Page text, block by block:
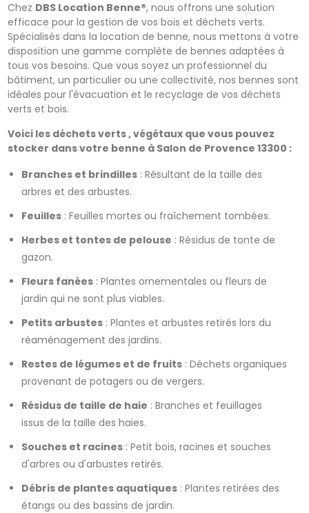
Chez DBS Location Benne®, nous offrons une solution
efficace pour la gestion de vos bois et déchets verts.
Spécialisés dans la location de benne, nous mettons à votre
disposition une gamme complète de bennes adaptées à
tous vos besoins. Que vous soyez un professionnel du
bâtiment, un particulier ou une collectivité, nos bennes sont
idéales pour l'évacuation et le recyclage de vos déchets
verts et bois.
Voici les déchets verts , végétaux que vous pouvez
stocker dans votre benne à Salon de Provence 13300 :
Branches et brindilles : Résultant de la taille des
arbres et des arbustes.
Feuilles : Feuilles mortes ou fraîchement tombées.
Herbes et tontes de pelouse : Résidus de tonte de
gazon.
Fleurs fanées : Plantes ornementales ou fleurs de
jardin qui ne sont plus viables.
Petits arbustes : Plantes et arbustes retirés lors du
réaménagement des jardins.
Restes de légumes et de fruits : Déchets organiques
provenant de potagers ou de vergers.
Résidus de taille de haie : Branches et feuillages
issus de la taille des haies.
Souches et racines : Petit bois, racines et souches
d'arbres ou d'arbustes retirés.
Débris de plantes aquatiques : Plantes retirées des
étangs ou des bassins de jardin.